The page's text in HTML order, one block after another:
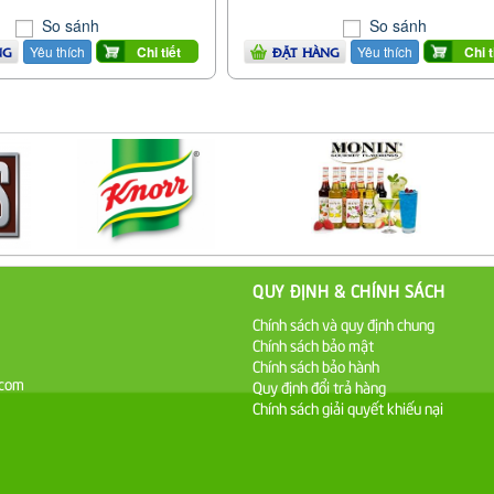
So sánh
Yêu thích Chi tiết
So sánh
ĐẶT HÀNG Yêu thích Chi
QUY ĐỊNH & CHÍNH SÁCH
Chính sách và quy định chung
Chính sách bảo mật
Chính sách bảo hành
Quy định đổi trả hàng
Chính sách giải quyết khiếu nại